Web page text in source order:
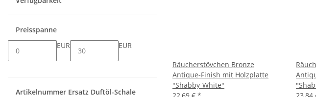
Räucherstövchen Bronze
Antique-Finish mit Holzplatte
"Shabby-White"
Preisspanne
EUR
EUR
Artikelnummer Ersatz Duftöl-Schale